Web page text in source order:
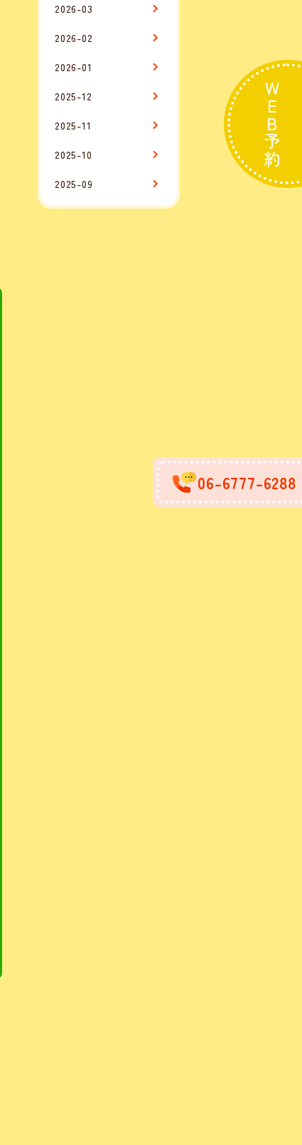
WEB予約
06-6777-6288
2026-03
2026-02
2026-01
2025-12
2025-11
2025-10
2025-09